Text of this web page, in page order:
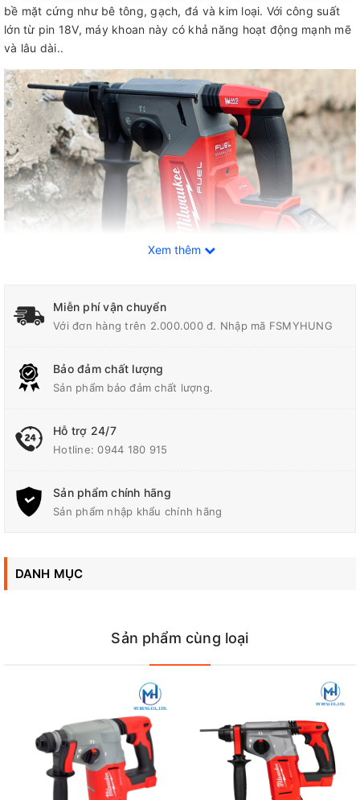
bề mặt cứng như bê tông, gạch, đá và kim loại. Với công suất
lớn từ pin 18V, máy khoan này có khả năng hoạt động mạnh mẽ
và lâu dài..
Milwaukee M18 FHX-0X0
Lực đập 2.7 J - Khoan mạnh hơn, Năng suất hơn; Khoan
Trải nghiệm tốt nhất: Dừng nhanh AUTOSTOP™, Tăng cường
Độ an toàn​; Chống rung tốt hơn, Giảm mệt mỏi cho người dùng
so với sản phẩm khác; Lên đến 104 lỗ (14mm x 50mm) mỗi lần
Máy khoan bê tông Milwaukee M18 FHX-0X0 được trang bị đầu
khoan chống rung giúp giảm thiểu độ rung khi sử dụng, tạo điều
Xem thêm
Miễn phí vận chuyển
Với đơn hàng trên 2.000.000 đ. Nhập mã FSMYHUNG
Bảo đảm chất lượng
Sản phẩm bảo đảm chất lượng.
Hỗ trợ 24/7
Hotline:0944 180 915
Sản phẩm chính hãng
Sản phẩm nhập khẩu chính hãng
DANH MỤC
Sản phẩm cùng loại